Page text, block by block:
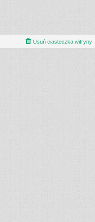
Usuń ciasteczka witryny